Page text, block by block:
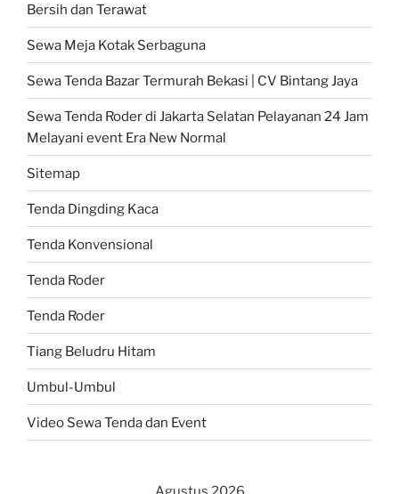
Bersih dan Terawat
Sewa Meja Kotak Serbaguna
Sewa Tenda Bazar Termurah Bekasi | CV Bintang Jaya
Sewa Tenda Roder di Jakarta Selatan Pelayanan 24 Jam
Melayani event Era New Normal
Sitemap
Tenda Dingding Kaca
Tenda Konvensional
Tenda Roder
Tenda Roder
Tiang Beludru Hitam
Umbul-Umbul
Video Sewa Tenda dan Event